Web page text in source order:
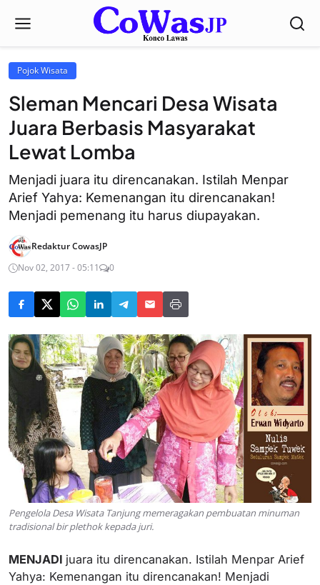
Pojok Wisata
Sleman Mencari Desa Wisata
Juara Berbasis Masyarakat
Lewat Lomba
Menjadi juara itu direncanakan. Istilah Menpar
Arief Yahya: Kemenangan itu direncanakan!
Menjadi pemenang itu harus diupayakan.
Redaktur CowasJP
Nov 02, 2017 - 05:11
0
Pengelola Desa Wisata Tanjung memeragakan pembuatan minuman
tradisional bir plethok kepada juri.
MENJADI juara itu direncanakan. Istilah Menpar Arief
Yahya: Kemenangan itu direncanakan! Menjadi